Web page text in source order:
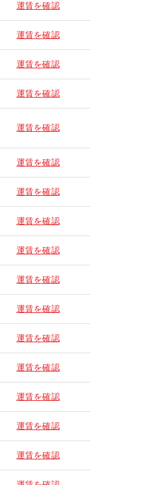
運賃を確認
運賃を確認
運賃を確認
運賃を確認
運賃を確認
運賃を確認
運賃を確認
運賃を確認
運賃を確認
運賃を確認
運賃を確認
運賃を確認
運賃を確認
運賃を確認
運賃を確認
運賃を確認